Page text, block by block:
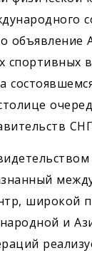
объявление
спортивных
широкой
и